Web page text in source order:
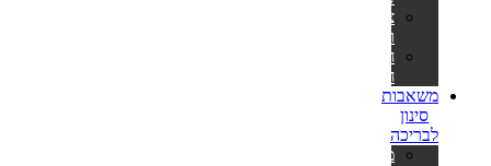
צינורות
ומתאמים
חבילות
חומרים
משאבות
סינון
לבריכה
משאבות